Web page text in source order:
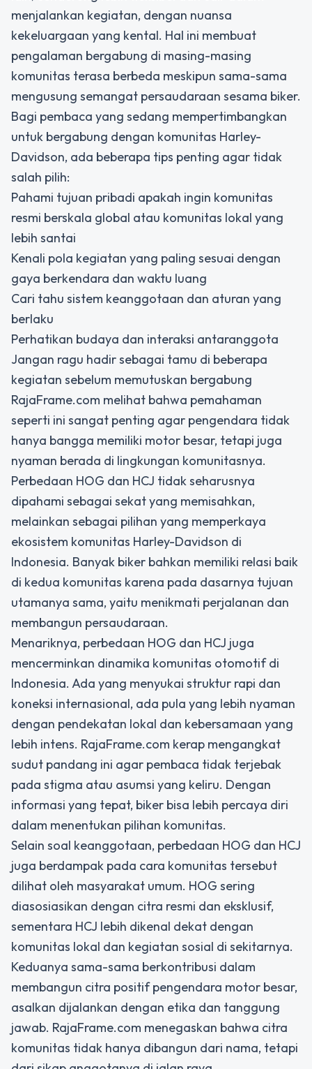
menjalankan kegiatan, dengan nuansa
kekeluargaan yang kental. Hal ini membuat
pengalaman bergabung di masing-masing
komunitas terasa berbeda meskipun sama-sama
mengusung semangat persaudaraan sesama biker.
Bagi pembaca yang sedang mempertimbangkan
untuk bergabung dengan komunitas Harley-
Davidson, ada beberapa tips penting agar tidak
salah pilih:
Pahami tujuan pribadi apakah ingin komunitas
resmi berskala global atau komunitas lokal yang
lebih santai
Kenali pola kegiatan yang paling sesuai dengan
gaya berkendara dan waktu luang
Cari tahu sistem keanggotaan dan aturan yang
berlaku
Perhatikan budaya dan interaksi antaranggota
Jangan ragu hadir sebagai tamu di beberapa
kegiatan sebelum memutuskan bergabung
RajaFrame.com melihat bahwa pemahaman
seperti ini sangat penting agar pengendara tidak
hanya bangga memiliki motor besar, tetapi juga
nyaman berada di lingkungan komunitasnya.
Perbedaan HOG dan HCJ tidak seharusnya
dipahami sebagai sekat yang memisahkan,
melainkan sebagai pilihan yang memperkaya
ekosistem komunitas Harley-Davidson di
Indonesia. Banyak biker bahkan memiliki relasi baik
di kedua komunitas karena pada dasarnya tujuan
utamanya sama, yaitu menikmati perjalanan dan
membangun persaudaraan.
Menariknya, perbedaan HOG dan HCJ juga
mencerminkan dinamika komunitas otomotif di
Indonesia. Ada yang menyukai struktur rapi dan
koneksi internasional, ada pula yang lebih nyaman
dengan pendekatan lokal dan kebersamaan yang
lebih intens. RajaFrame.com kerap mengangkat
sudut pandang ini agar pembaca tidak terjebak
pada stigma atau asumsi yang keliru. Dengan
informasi yang tepat, biker bisa lebih percaya diri
dalam menentukan pilihan komunitas.
Selain soal keanggotaan, perbedaan HOG dan HCJ
juga berdampak pada cara komunitas tersebut
dilihat oleh masyarakat umum. HOG sering
diasosiasikan dengan citra resmi dan eksklusif,
sementara HCJ lebih dikenal dekat dengan
komunitas lokal dan kegiatan sosial di sekitarnya.
Keduanya sama-sama berkontribusi dalam
membangun citra positif pengendara motor besar,
asalkan dijalankan dengan etika dan tanggung
jawab. RajaFrame.com menegaskan bahwa citra
komunitas tidak hanya dibangun dari nama, tetapi